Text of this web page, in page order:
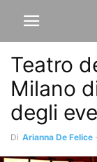
Teatro
Milano
degli
Di Arianna De Felice